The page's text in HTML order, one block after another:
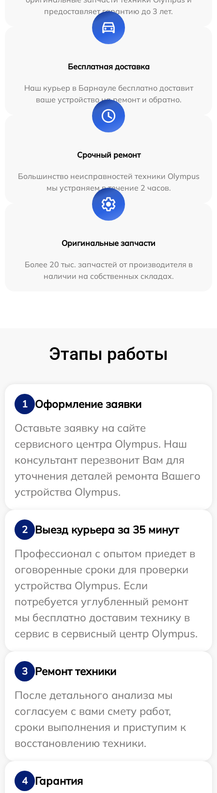
предоставляет гарантию до 3 лет.
Бесплатная доставка
Наш курьер в Барнауле бесплатно доставит
ваше устройство на ремонт и обратно.
Срочный ремонт
Большинство неисправностей техники Olympus
мы устраняем в течение 2 часов.
Оригинальные запчасти
Более 20 тыс. запчастей от производителя в
наличии на собственных складах.
Этапы работы
1
Оформление заявки
Оставьте заявку на сайте
сервисного центра Olympus. Наш
консультант перезвонит Вам для
уточнения деталей ремонта Вашего
устройства Olympus.
2
Выезд курьера за 35 минут
Профессионал с опытом приедет в
оговоренные сроки для проверки
устройства Olympus. Если
потребуется углубленный ремонт
мы бесплатно доставим технику в
сервис в сервисный центр Olympus.
3
Ремонт техники
После детального анализа мы
согласуем с вами смету работ,
сроки выполнения и приступим к
восстановлению техники.
4 Гарантия